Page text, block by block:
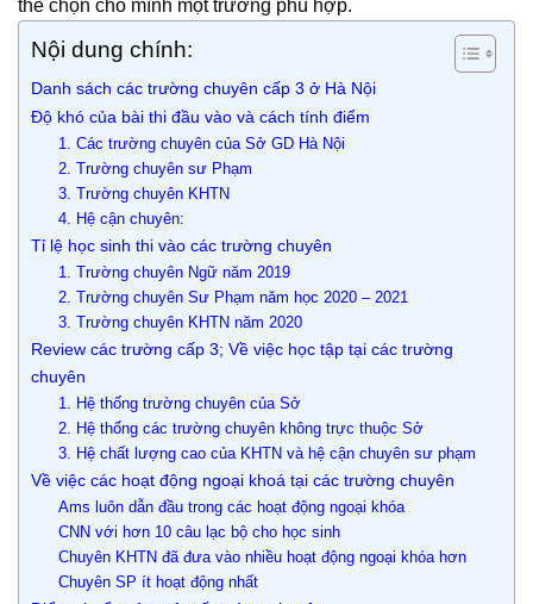
thể chọn cho mình một trường phù hợp.
Nội dung chính:
Danh sách các trường chuyên cấp 3 ở Hà Nội
Độ khó của bài thi đầu vào và cách tính điểm
1. Các trường chuyên của Sở GD Hà Nội
2. Trường chuyên sư Phạm
3. Trường chuyên KHTN
4. Hệ cận chuyên:
Tỉ lệ học sinh thi vào các trường chuyên
1. Trường chuyên Ngữ năm 2019
2. Trường chuyên Sư Phạm năm học 2020 – 2021
3. Trường chuyên KHTN năm 2020
Review các trường cấp 3; Về việc học tập tại các trường
chuyên
1. Hệ thống trường chuyên của Sở
2. Hệ thống các trường chuyên không trực thuộc Sở
3. Hệ chất lượng cao của KHTN và hệ cận chuyên sư phạm
Về việc các hoạt động ngoại khoá tại các trường chuyên
Ams luôn dẫn đầu trong các hoạt động ngoại khóa
CNN với hơn 10 câu lạc bộ cho học sinh
Chuyên KHTN đã đưa vào nhiều hoạt động ngoại khóa hơn
Chuyên SP ít hoạt động nhất